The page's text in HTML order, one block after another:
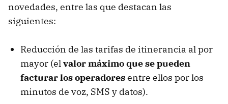
novedades, entre las que destacan las
siguientes:
Reducción de las tarifas de itinerancia al por
mayor (elvalor máximo que se pueden
facturar los operadoresentre ellos por los
minutos de voz, SMS y datos).